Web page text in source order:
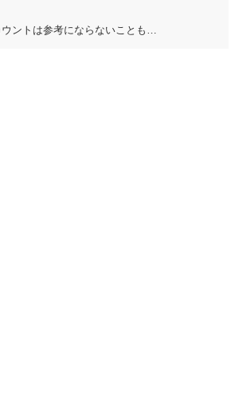
ウントは参考にならないことも…